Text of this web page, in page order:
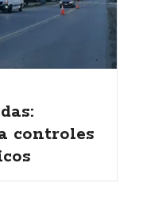
controles